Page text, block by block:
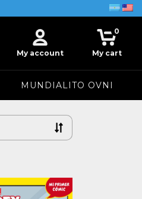
My account My cart
0
MUNDIALITO OVNI